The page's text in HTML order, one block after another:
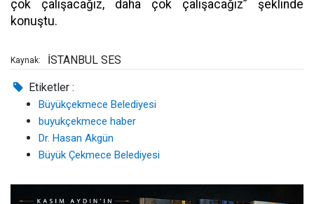
çok çalışacağız, daha çok çalışacağız” şeklinde
konuştu.
Kaynak: İSTANBUL SES
Etiketler :
Büyükçekmece Belediyesi
buyukçekmece haber
Dr. Hasan Akgün
Büyük Çekmece Belediyesi